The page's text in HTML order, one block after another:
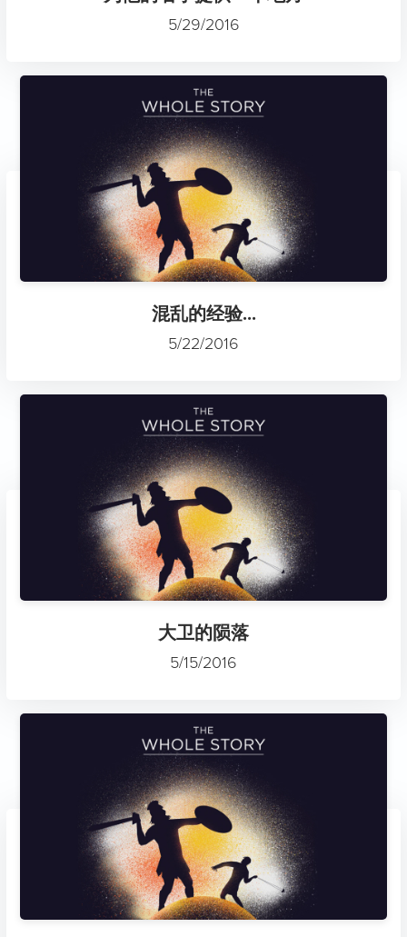
5/29/2016
混乱的经验...
5/22/2016
大卫的陨落
5/15/2016